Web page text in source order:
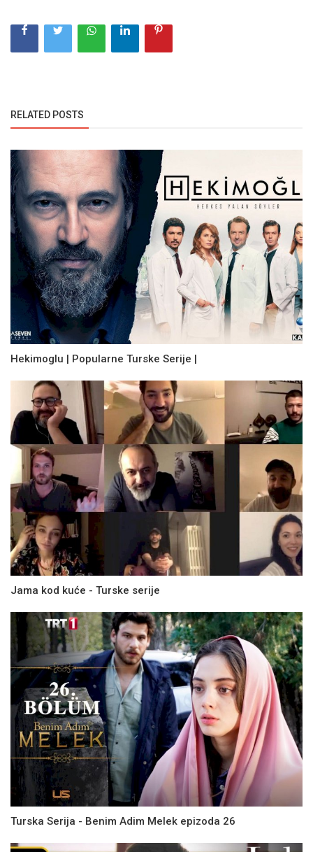
RELATED POSTS
Hekimoglu | Popularne Turske Serije |
Jama kod kuće - Turske serije
Turska Serija - Benim Adim Melek epizoda 26